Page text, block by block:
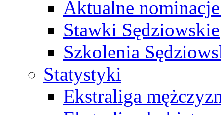
Aktualne
Stawki Sędziowskie
Szkolenia
Statystyki
Ekstraliga